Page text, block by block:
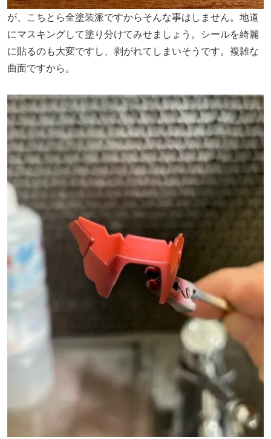
が、こちとら全塗装派ですからそんな事はしません。地道
にマスキングして塗り分けてみせましょう。シールを綺麗
に貼るのも大変ですし、剥がれてしまいそうです。複雑な
曲面ですから。